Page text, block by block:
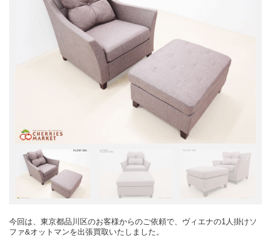
今回は、東京都品川区のお客様からのご依頼で、ヴィエナの1人掛けソ
ファ&オットマンを出張買取いたしました。